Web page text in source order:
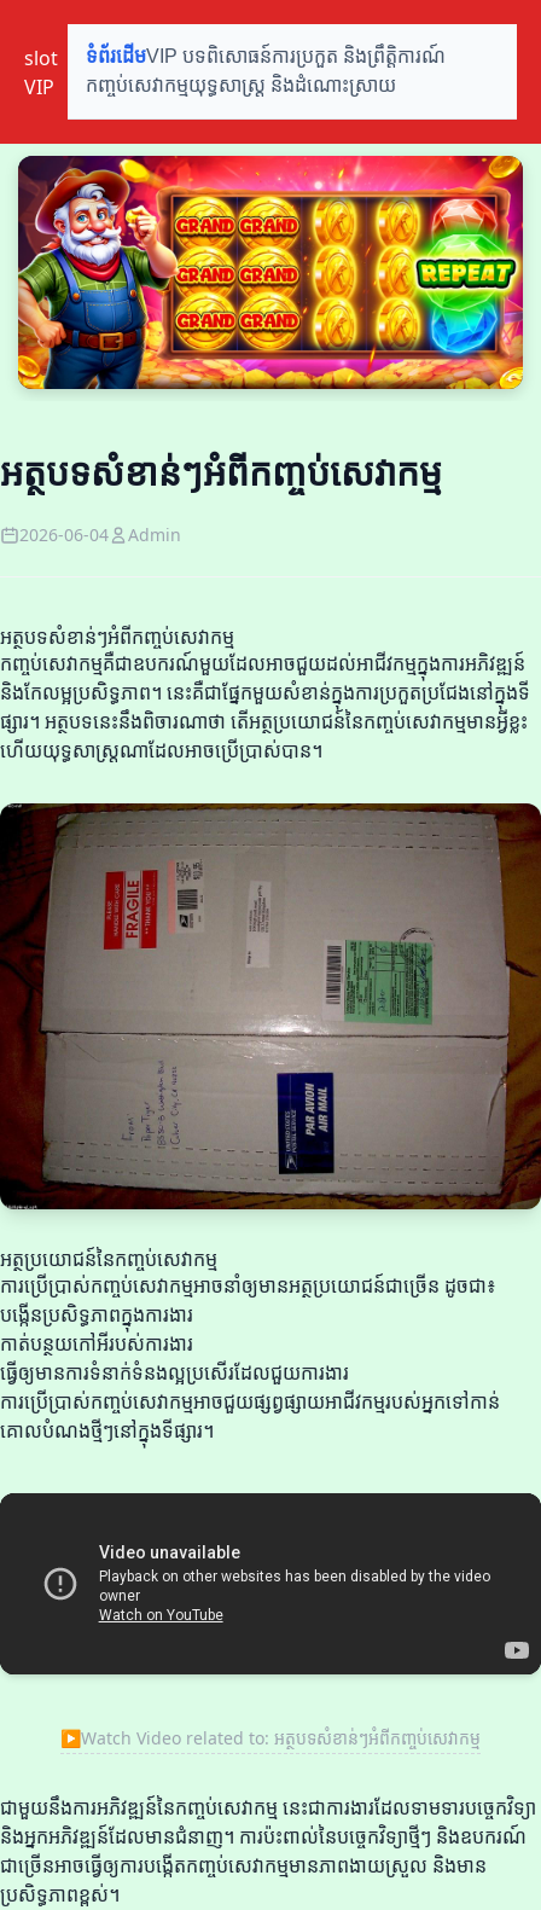
slot
VIP
ទំព័រដើមVIP បទពិសោធន៍ការប្រកួត និងព្រឹត្តិការណ៍
កញ្ចប់សេវាកម្មយុទ្ធសាស្ត្រ និងដំណោះស្រាយ
អត្ថបទសំខាន់ៗអំពីកញ្ចប់សេវាកម្ម
2026-06-04 Admin
អត្ថបទសំខាន់ៗអំពីកញ្ចប់សេវាកម្ម
កញ្ចប់សេវាកម្មគឺជាឧបករណ៍មួយដែលអាចជួយដល់អាជីវកម្មក្នុងការអភិវឌ្ឍន៍
និងកែលម្អប្រសិទ្ធភាព។ នេះគឺជាផ្នែកមួយសំខាន់ក្នុងការប្រកួតប្រជែងនៅក្នុងទី
ផ្សារ។ អត្ថបទនេះនឹងពិចារណាថា តើអត្ថប្រយោជន៍នៃកញ្ចប់សេវាកម្មមានអ្វីខ្លះ
ហើយយុទ្ធសាស្ត្រណាដែលអាចប្រើប្រាស់បាន។
អត្ថប្រយោជន៍នៃកញ្ចប់សេវាកម្ម
ការប្រើប្រាស់កញ្ចប់សេវាកម្មអាចនាំឲ្យមានអត្ថប្រយោជន៍ជាច្រើន ដូចជា៖
បង្កើនប្រសិទ្ធភាពក្នុងការងារ
កាត់បន្ថយកៅអីរបស់ការងារ
ធ្វើឲ្យមានការទំនាក់ទំនងល្អប្រសើរដែលជួយការងារ
ការប្រើប្រាស់កញ្ចប់សេវាកម្មអាចជួយផ្សព្វផ្សាយអាជីវកម្មរបស់អ្នកទៅកាន់
គោលបំណងថ្មីៗនៅក្នុងទីផ្សារ។
▶Watch Video related to: អត្ថបទសំខាន់ៗអំពីកញ្ចប់សេវាកម្ម
ជាមួយនឹងការអភិវឌ្ឍន៍នៃកញ្ចប់សេវាកម្ម នេះជាការងារដែលទាមទារបច្ចេកវិទ្យា
និងអ្នកអភិវឌ្ឍន៍ដែលមានជំនាញ។ ការប៉ះពាល់នៃបច្ចេកវិទ្យាថ្មីៗ និងឧបករណ៍
ជាច្រើនអាចធ្វើឲ្យការបង្កើតកញ្ចប់សេវាកម្មមានភាពងាយស្រួល និងមាន
ប្រសិទ្ធភាពខ្ពស់។